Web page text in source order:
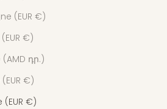
(EUR €)
€)
դր.)
€)
(EUR €)